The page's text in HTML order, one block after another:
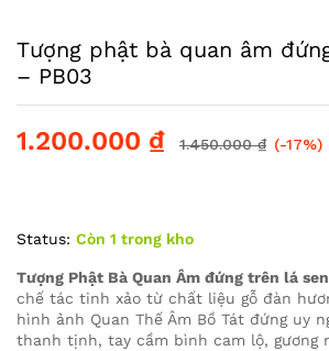
Tượng phật bà quan âm
– PB03
1.200.000 ₫ 1.450.000₫ (-17%)
Status: Còn 1 trong kho
Tượng Phật Bà Quan Âm đứng trên lá
chế tác tinh xảo từ chất liệu gỗ đàn
hình ảnh Quan Thế Âm Bồ Tát đứng uy
thanh tịnh, tay cầm bình cam lộ, gương